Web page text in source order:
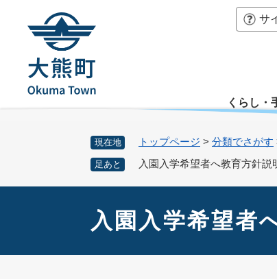
サ
くらし・
現在地 トップページ > 分類でさがす
足あと 入園入学希望者へ教育方針説
入園入学希望者